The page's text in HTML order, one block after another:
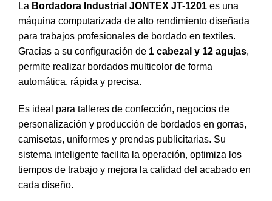
La Bordadora Industrial JONTEX JT-1201 es una
máquina computarizada de alto rendimiento diseñada
para trabajos profesionales de bordado en textiles.
Gracias a su configuración de 1 cabezal y 12 agujas,
permite realizar bordados multicolor de forma
automática, rápida y precisa.
Es ideal para talleres de confección, negocios de
personalización y producción de bordados en gorras,
camisetas, uniformes y prendas publicitarias. Su
sistema inteligente facilita la operación, optimiza los
tiempos de trabajo y mejora la calidad del acabado en
cada diseño.